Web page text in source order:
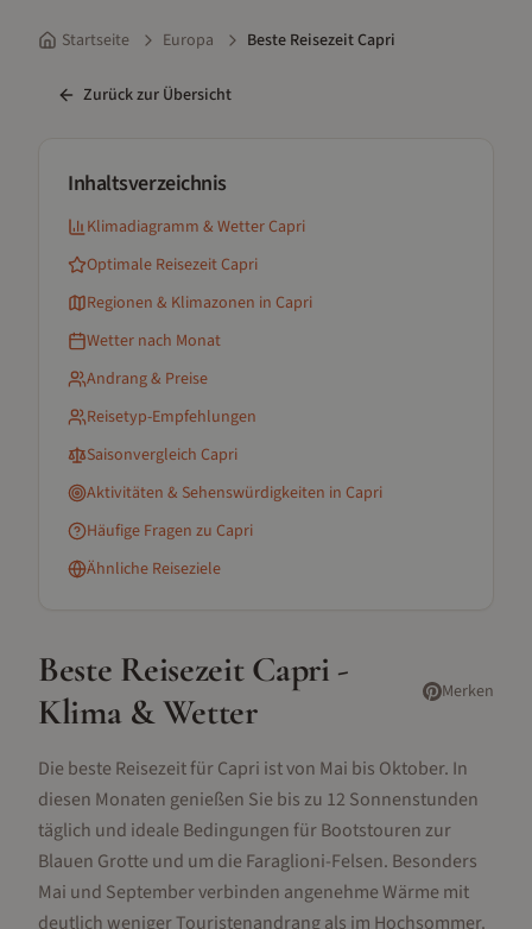
Startseite Europa Beste Reisezeit Capri
Zurück zur Übersicht
Inhaltsverzeichnis
Klimadiagramm & WetterCapri
Optimale ReisezeitCapri
Regionen & Klimazonen in Capri
Wetter nach Monat
Andrang & Preise
Reisetyp-Empfehlungen
Saisonvergleich Capri
Aktivitäten & Sehenswürdigkeiten in Capri
Häufige Fragen zu Capri
Ähnliche Reiseziele
Beste ReisezeitCapri -
Klima & Wetter
Merken
Die beste Reisezeit für Capri ist von Mai bis Oktober. In
diesen Monaten genießen Sie bis zu 12 Sonnenstunden
täglich und ideale Bedingungen für Bootstouren zur
Blauen Grotte und um die Faraglioni-Felsen. Besonders
Mai und September verbinden angenehme Wärme mit
deutlich weniger Touristenandrang als im Hochsommer.